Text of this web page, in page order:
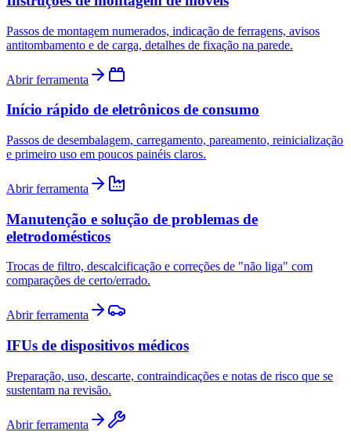
Passos de montagem numerados, indicação de ferragens, avisos
antitombamento e de carga, detalhes de fixação na parede.
Abrir ferramenta
Início rápido de eletrônicos de consumo
Passos de desembalagem, carregamento, pareamento, reinicialização
e primeiro uso em poucos painéis claros.
Abrir ferramenta
Manutenção e solução de problemas de
eletrodomésticos
Trocas de filtro, descalcificação e correções de "não liga" com
comparações de certo/errado.
Abrir ferramenta
IFUs de dispositivos médicos
Preparação, uso, descarte, contraindicações e notas de risco que se
sustentam na revisão.
Abrir ferramenta